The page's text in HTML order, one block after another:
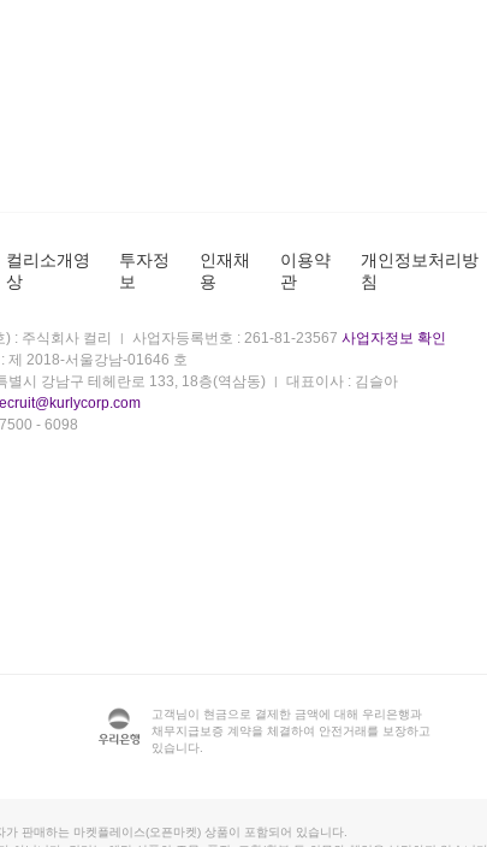
컬리소개영
상
투자정
보
인재채
용
이용약
관
개인정보처리방
침
) : 주식회사 컬리 사업자등록번호 : 261-81-23567 사업자정보 확인
제 2018-서울강남-01646 호
별시 강남구 테헤란로 133, 18층(역삼동)
대표이사 : 김슬아
- 6098
고객님이 현금으로 결제한 금액에 대해 우리은행과
채무지급보증 계약을 체결하여 안전거래를 보장하고
있습니다.
판매하는 마켓플레이스(오픈마켓) 상품이 포함되어 있습니다.